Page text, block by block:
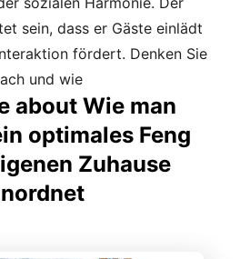
sein, dass er Gäste einlädt
fördert. Denken Sie
und wie
about Wie man
optimales Feng
Zuhause